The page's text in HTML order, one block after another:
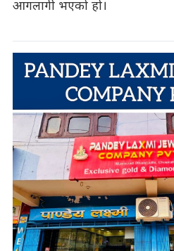
आगलागी भएको हो।